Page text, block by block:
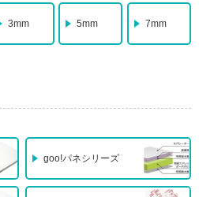
3mm 5mm 7mm
goo!パネシリーズ